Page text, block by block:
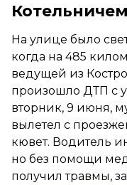
Котельничем
На улице было
когда на 485
ведущей из
произошло ДТП с
вторник, 9 июня,
вылетел с
кювет. Водитель
но без помощи
получил травмы,